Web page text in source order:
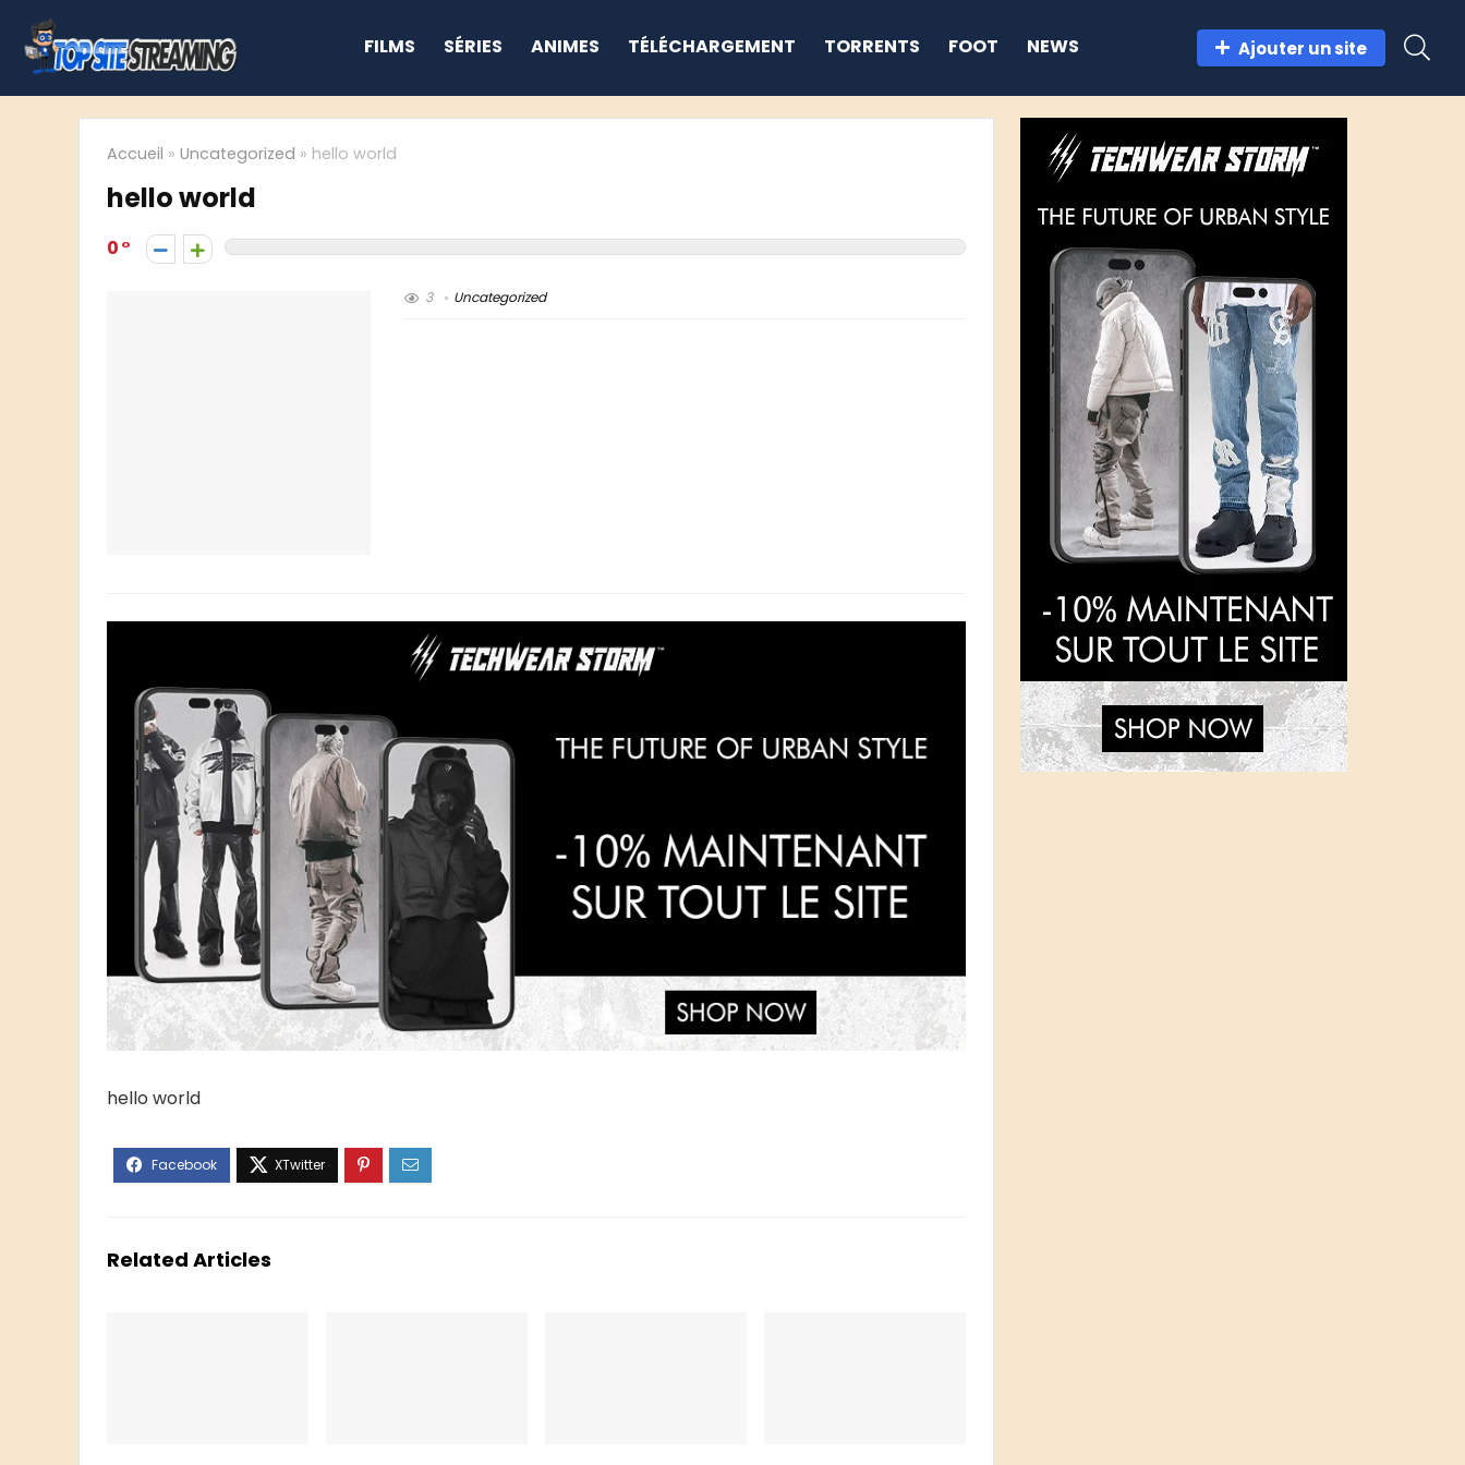
FILMS SÉRIES ANIMES TÉLÉCHARGEMENT TORRENTS FOOT NEWS Ajouter un site
Accueil » Uncategorized » hello world
hello world
0
3 Uncategorized
hello world
Related Articles